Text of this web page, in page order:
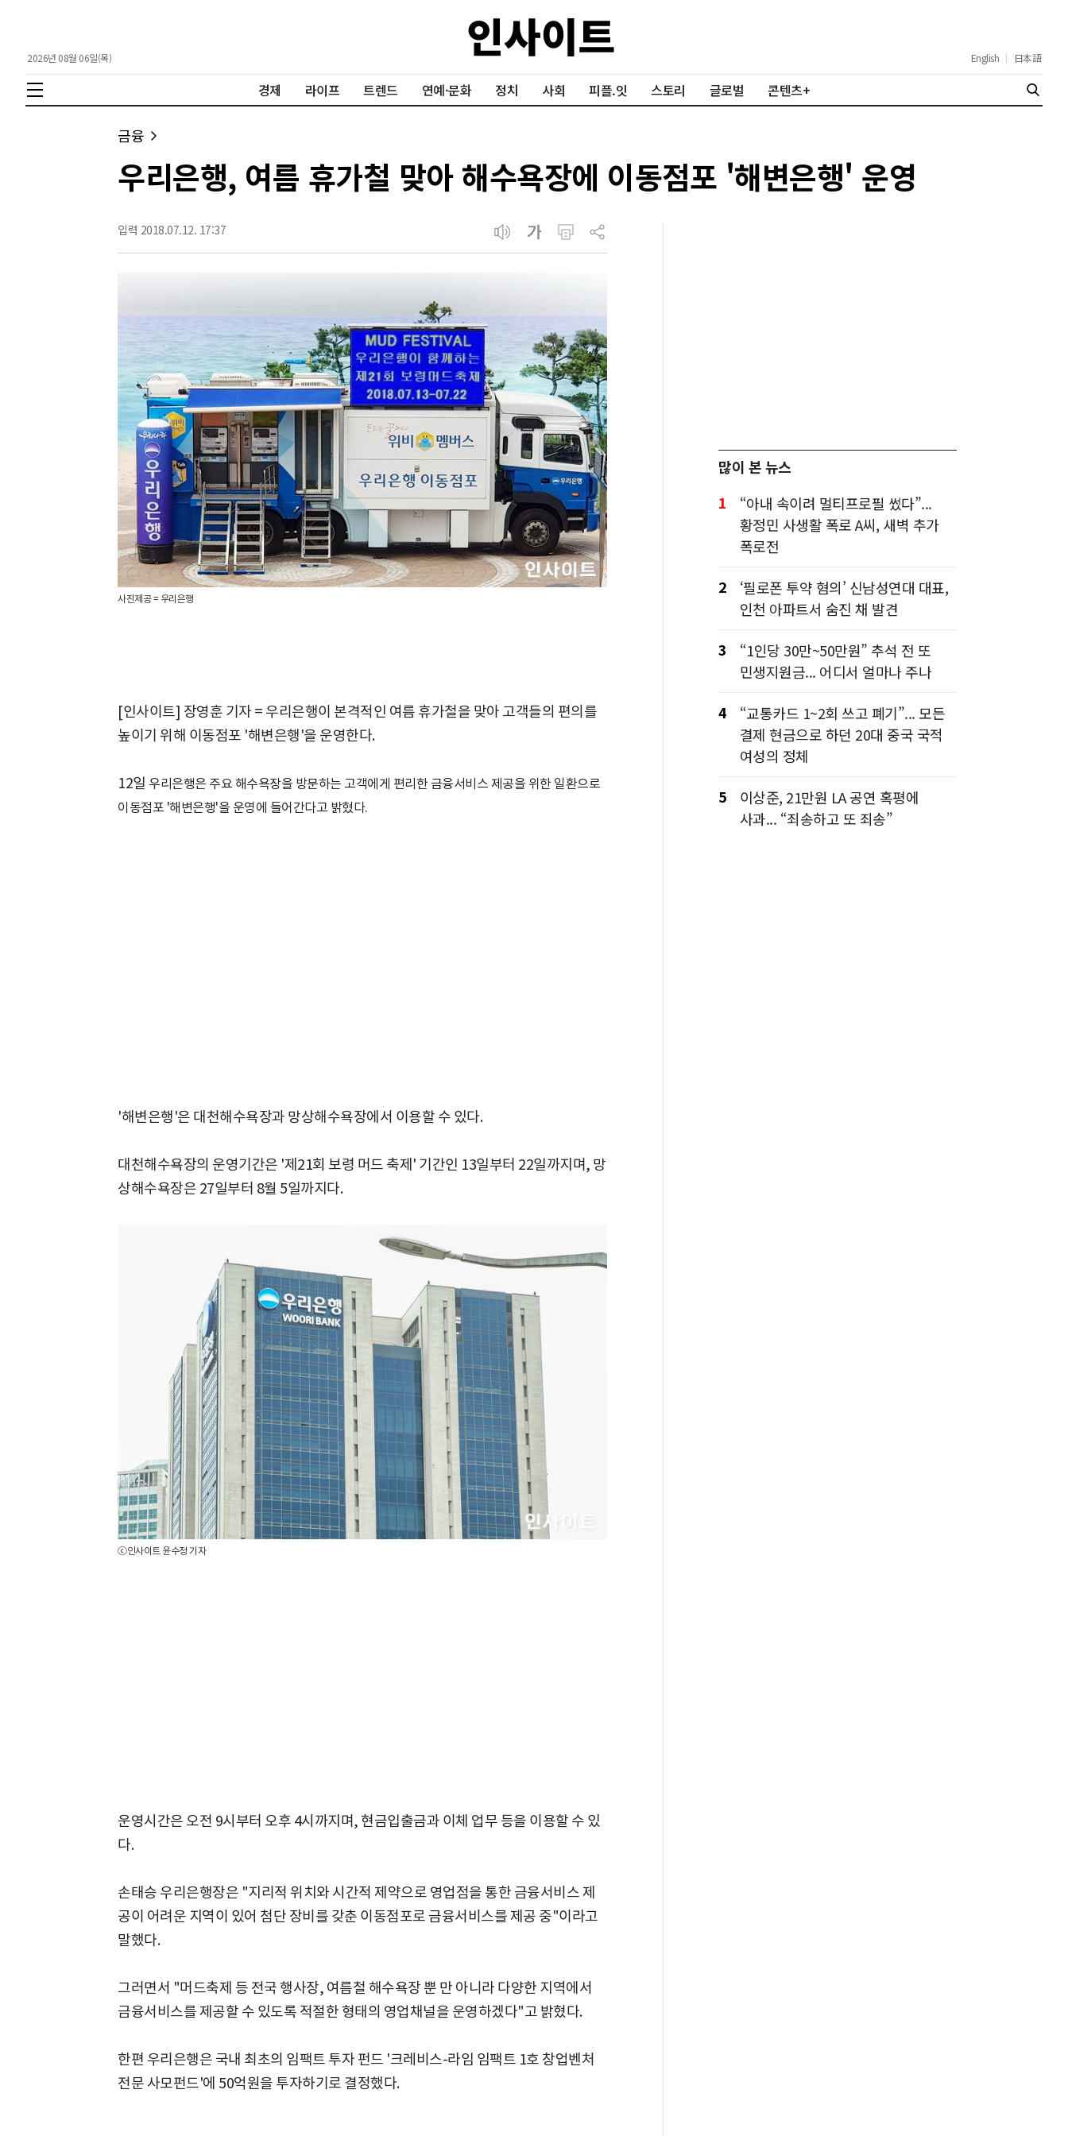
2026년 08월 06일(목) English | 日本語
경제 라이프 트렌드 연예·문화 정치 사회 피플.잇 스토리 글로벌 콘텐츠+
금융
우리은행, 여름 휴가철 맞아 해수욕장에 이동점포 '해변은행' 운영
입력 2018.07.12. 17:37
사진제공 = 우리은행
[인사이트] 장영훈 기자 = 우리은행이 본격적인 여름 휴가철을 맞아 고객들의 편의를
높이기 위해 이동점포 '해변은행'을 운영한다.
12일 우리은행은 주요 해수욕장을 방문하는 고객에게 편리한 금융서비스 제공을 위한 일환으로
이동점포 '해변은행'을 운영에 들어간다고 밝혔다.
'해변은행'은 대천해수욕장과 망상해수욕장에서 이용할 수 있다.
대천해수욕장의 운영기간은 '제21회 보령 머드 축제' 기간인 13일부터 22일까지며, 망
상해수욕장은 27일부터 8월 5일까지다.
ⓒ인사이트 윤수정 기자
운영시간은 오전 9시부터 오후 4시까지며, 현금입출금과 이체 업무 등을 이용할 수 있
다.
손태승 우리은행장은 "지리적 위치와 시간적 제약으로 영업점을 통한 금융서비스 제
공이 어려운 지역이 있어 첨단 장비를 갖춘 이동점포로 금융서비스를 제공 중"이라고
말했다.
그러면서 "머드축제 등 전국 행사장, 여름철 해수욕장 뿐 만 아니라 다양한 지역에서
금융서비스를 제공할 수 있도록 적절한 형태의 영업채널을 운영하겠다"고 밝혔다.
한편 우리은행은 국내 최초의 임팩트 투자 펀드 '크레비스-라임 임팩트 1호 창업벤처
전문 사모펀드'에 50억원을 투자하기로 결정했다.
많이 본 뉴스
1
“아내 속이려 멀티프로필 썼다”...
황정민 사생활 폭로 A씨, 새벽 추가
폭로전
2
‘필로폰 투약 혐의’ 신남성연대 대표,
인천 아파트서 숨진 채 발견
3
“1인당 30만~50만원” 추석 전 또
민생지원금... 어디서 얼마나 주나
4
“교통카드 1~2회 쓰고 폐기”... 모든
결제 현금으로 하던 20대 중국 국적
여성의 정체
5
이상준, 21만원 LA 공연 혹평에
사과... “죄송하고 또 죄송”